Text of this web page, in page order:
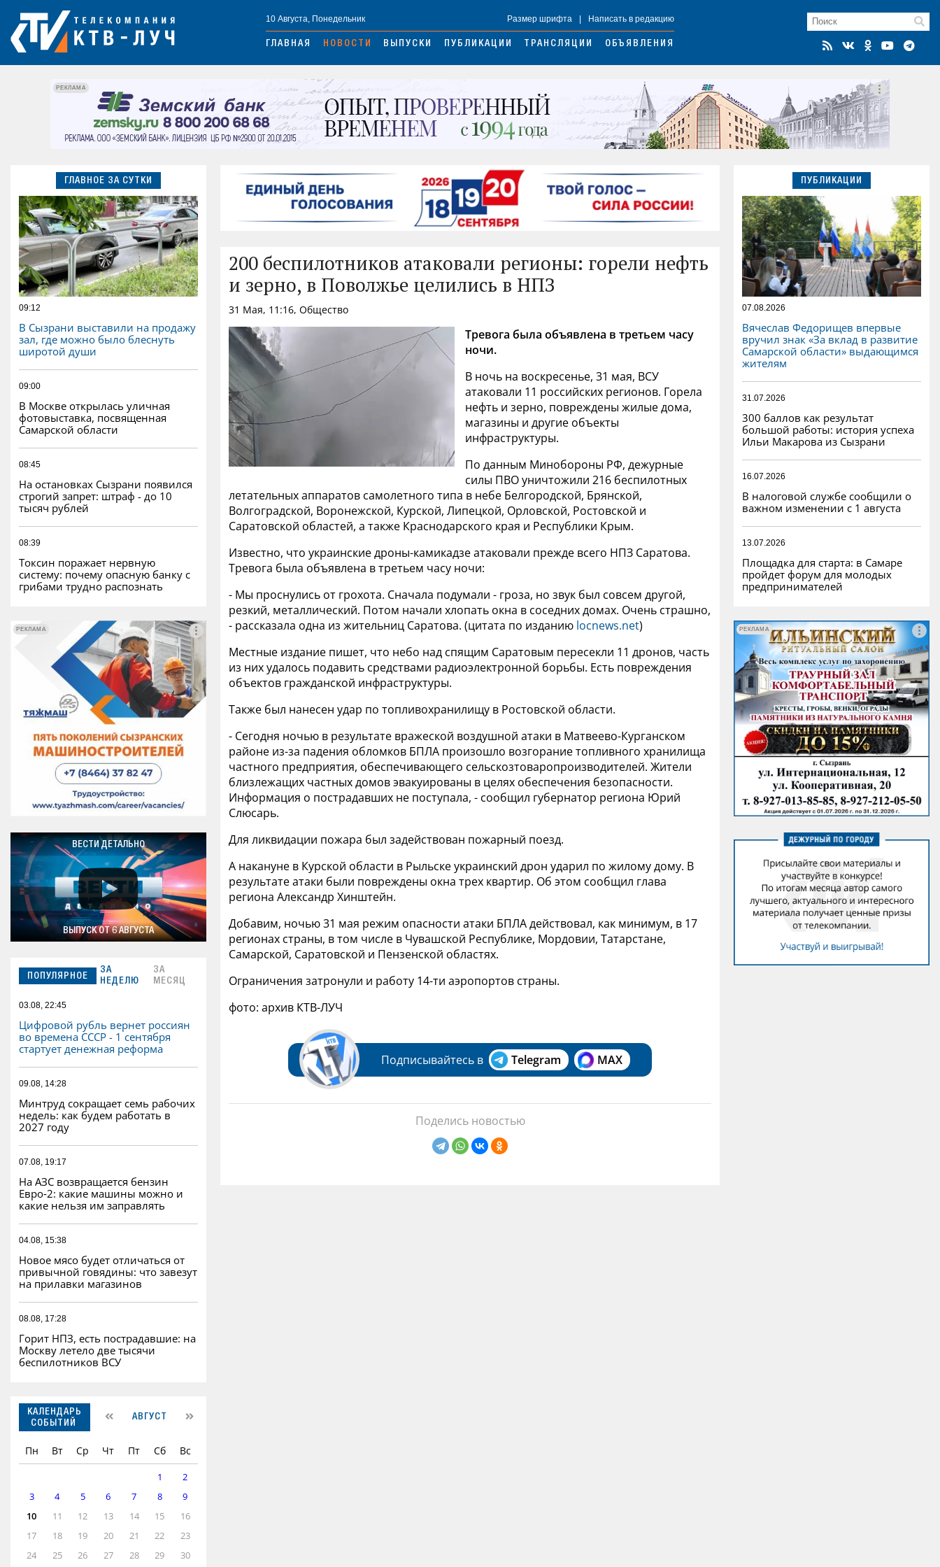
10 Августа, Понедельник Размер шрифта Написать в редакцию
ГЛАВНАЯ НОВОСТИ ВЫПУСКИ ПУБЛИКАЦИИ ТРАНСЛЯЦИИ ОБЪЯВЛЕНИЯ
РЕКЛАМА
ГЛАВНОЕ ЗА СУТКИ
09:12
В Сызрани выставили на продажу
зал, где можно было блеснуть
широтой души
09:00
В Москве открылась уличная
фотовыставка, посвященная
Самарской области
08:45
На остановках Сызрани появился
строгий запрет: штраф - до 10
тысяч рублей
08:39
Токсин поражает нервную
систему: почему опасную банку с
грибами трудно распознать
РЕКЛАМА РЕКЛАМА
ВЕСТИ ДЕТАЛЬНО
ВЫПУСК ОТ 6 АВГУСТА
ПОПУЛЯРНОЕ
ЗА
НЕДЕЛЮ
ЗА
МЕСЯЦ
03.08, 22:45
Цифровой рубль вернет россиян
во времена СССР - 1 сентября
стартует денежная реформа
09.08, 14:28
Минтруд сокращает семь рабочих
недель: как будем работать в
2027 году
07.08, 19:17
На АЗС возвращается бензин
Евро‑2: какие машины можно и
какие нельзя им заправлять
04.08, 15:38
Новое мясо будет отличаться от
привычной говядины: что завезут
на прилавки магазинов
08.08, 17:28
Горит НПЗ, есть пострадавшие: на
Москву летело две тысячи
беспилотников ВСУ
КАЛЕНДАРЬ
СОБЫТИЙ
АВГУСТ
Пн Вт Ср Чт Пт Сб Вс
1
2
3
4 5 6 7 8
9
10
11 12 13 14 15
16
17
18 19 20 21 22
23
24
25 26 27 28 29 30
200 беспилотников атаковали регионы: горели нефть
и зерно, в Поволжье целились в НПЗ
31 Мая, 11:16, Общество
Тревога была объявлена в третьем часу
ночи.
В ночь на воскресенье, 31 мая, ВСУ
атаковали 11 российских регионов. Горела
нефть и зерно, повреждены жилые дома,
магазины и другие объекты
инфраструктуры.
По данным Минобороны РФ, дежурные
силы ПВО уничтожили 216 беспилотных
летательных аппаратов самолетного типа в небе Белгородской, Брянской,
Волгоградской, Воронежской, Курской, Липецкой, Орловской, Ростовской и
Саратовской областей, а также Краснодарского края и Республики Крым.
Известно, что украинские дроны-камикадзе атаковали прежде всего НПЗ Саратова.
Тревога была объявлена в третьем часу ночи:
- Мы проснулись от грохота. Сначала подумали - гроза, но звук был совсем другой,
резкий, металлический. Потом начали хлопать окна в соседних домах. Очень страшно,
- рассказала одна из жительниц Саратова. (цитата по изданию locnews.net)
Местные издание пишет, что небо над спящим Саратовым пересекли 11 дронов, часть
из них удалось подавить средствами радиоэлектронной борьбы. Есть повреждения
объектов гражданской инфраструктуры.
Также был нанесен удар по топливохранилищу в Ростовской области.
- Сегодня ночью в результате вражеской воздушной атаки в Матвеево-Курганском
районе из-за падения обломков БПЛА произошло возгорание топливного хранилища
частного предприятия, обеспечивающего сельскозтоваропроизводителей. Жители
близлежащих частных домов эвакуированы в целях обеспечения безопасности.
Информация о пострадавших не поступала, - сообщил губернатор региона Юрий
Слюсарь.
Для ликвидации пожара был задействован пожарный поезд.
А накануне в Курской области в Рыльске украинский дрон ударил по жилому дому. В
результате атаки были повреждены окна трех квартир. Об этом сообщил глава
региона Александр Хинштейн.
Добавим, ночью 31 мая режим опасности атаки БПЛА действовал, как минимум, в 17
регионах страны, в том числе в Чувашской Республике, Мордовии, Татарстане,
Самарской, Саратовской и Пензенской областях.
Ограничения затронули и работу 14-ти аэропортов страны.
фото: архив КТВ-ЛУЧ
Подписывайтесь в Telegram MAX
Поделись новостью
ПУБЛИКАЦИИ
07.08.2026
Вячеслав Федорищев впервые
вручил знак «За вклад в развитие
Самарской области» выдающимся
жителям
31.07.2026
300 баллов как результат
большой работы: история успеха
Ильи Макарова из Сызрани
16.07.2026
В налоговой службе сообщили о
важном изменении с 1 августа
13.07.2026
Площадка для старта: в Самаре
пройдет форум для молодых
предпринимателей
РЕКЛАМА